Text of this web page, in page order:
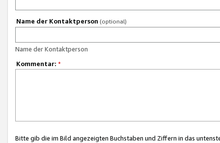
Name der Kontaktperson (optional)
Name der Kontaktperson
Kommentar: *
Bitte gib die im Bild angezeigten Buchstaben und Ziffern in das